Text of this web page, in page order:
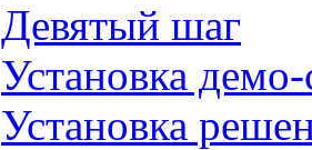
Девятый шаг
Установка
Установка